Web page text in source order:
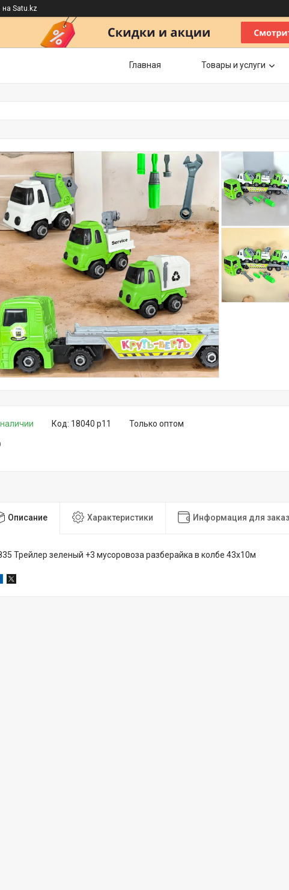
на Satu.kz
Главная Товары и услуги
Только оптом
Код: 18040 р11
Описание Характеристики Информация для
Трейлер зеленый +3 мусоровоза разберайка в колбе 43х10м